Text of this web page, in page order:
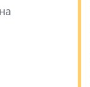
мнением об этом